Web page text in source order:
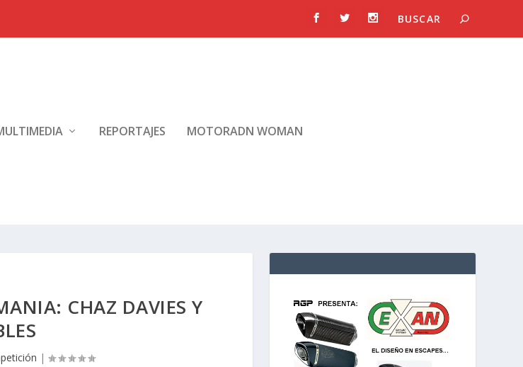
REPORTAJES MOTORADN WOMAN
CHAZ DAVIES Y
|